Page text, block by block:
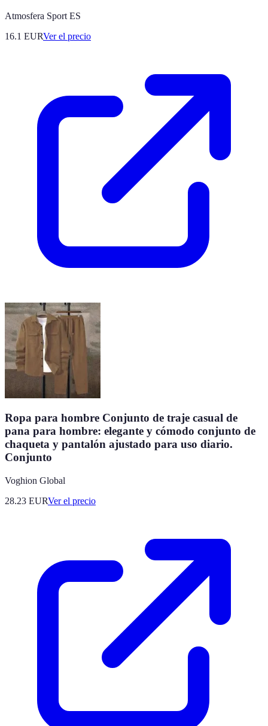
Atmosfera Sport ES
16.1 EURVer el precio
Ropa para hombre Conjunto de traje casual de
pana para hombre: elegante y cómodo conjunto de
chaqueta y pantalón ajustado para uso diario.
Conjunto
Voghion Global
28.23 EURVer el precio